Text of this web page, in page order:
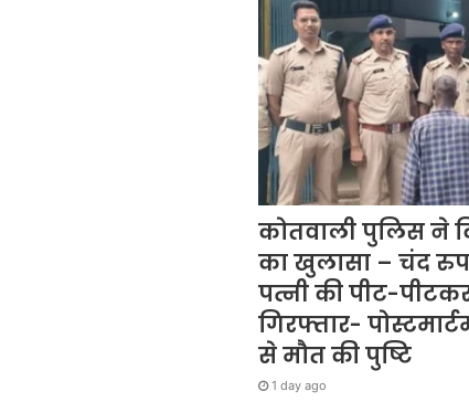
कोतवाली पुलिस ने
का खुलासा – चंद
पत्नी की पीट-
गिरफ्तार-
से मौत की पुष्टि
1 day ago